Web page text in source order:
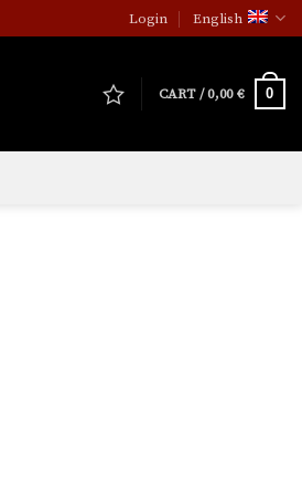
Login English
CART /0,00€ 0